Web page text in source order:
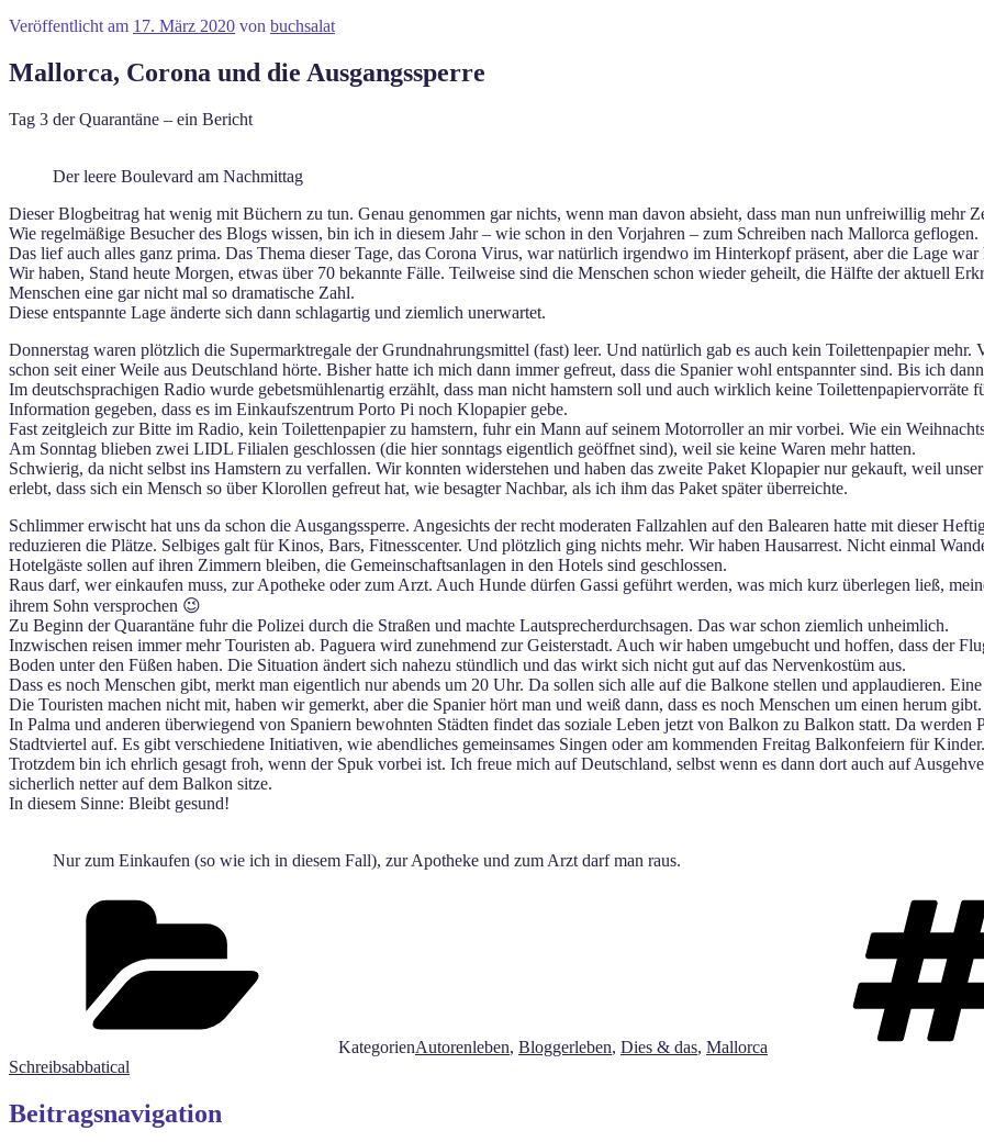
Veröffentlicht am 17. März 2020 von buchsalat
Mallorca, Corona und die Ausgangssperre
Tag 3 der Quarantäne – ein Bericht
Der leere Boulevard am Nachmittag
Dieser Blogbeitrag hat wenig mit Büchern zu tun. Genau genommen gar nichts, wenn man davon absieht, dass man nun unfreiwillig mehr
Wie regelmäßige Besucher des Blogs wissen, bin ich in diesem Jahr – wie schon in den Vorjahren – zum Schreiben nach Mallorca geflogen.
Das lief auch alles ganz prima. Das Thema dieser Tage, das Corona Virus, war natürlich irgendwo im Hinterkopf präsent, aber die Lage war
Wir haben, Stand heute Morgen, etwas über 70 bekannte Fälle. Teilweise sind die Menschen schon wieder geheilt, die Hälfte der aktuell
Menschen eine gar nicht mal so dramatische Zahl.
Diese entspannte Lage änderte sich dann schlagartig und ziemlich unerwartet.
Donnerstag waren plötzlich die Supermarktregale der Grundnahrungsmittel (fast) leer. Und natürlich gab es auch kein Toilettenpapier
schon seit einer Weile aus Deutschland hörte. Bisher hatte ich mich dann immer gefreut, dass die Spanier wohl entspannter sind. Bis ich
Im deutschsprachigen Radio wurde gebetsmühlenartig erzählt, dass man nicht hamstern soll und auch wirklich keine Toilettenpapiervorräte
Information gegeben, dass es im Einkaufszentrum Porto Pi noch Klopapier gebe.
Fast zeitgleich zur Bitte im Radio, kein Toilettenpapier zu hamstern, fuhr ein Mann auf seinem Motorroller an mir vorbei. Wie ein
Am Sonntag blieben zwei LIDL Filialen geschlossen (die hier sonntags eigentlich geöffnet sind), weil sie keine Waren mehr hatten.
Schwierig, da nicht selbst ins Hamstern zu verfallen. Wir konnten widerstehen und haben das zweite Paket Klopapier nur gekauft, weil
erlebt, dass sich ein Mensch so über Klorollen gefreut hat, wie besagter Nachbar, als ich ihm das Paket später überreichte.
Schlimmer erwischt hat uns da schon die Ausgangssperre. Angesichts der recht moderaten Fallzahlen auf den Balearen hatte mit dieser
reduzieren die Plätze. Selbiges galt für Kinos, Bars, Fitnesscenter. Und plötzlich ging nichts mehr. Wir haben Hausarrest. Nicht einmal
Hotelgäste sollen auf ihren Zimmern bleiben, die Gemeinschaftsanlagen in den Hotels sind geschlossen.
Raus darf, wer einkaufen muss, zur Apotheke oder zum Arzt. Auch Hunde dürfen Gassi geführt werden, was mich kurz überlegen ließ,
ihrem Sohn versprochen 😉
Zu Beginn der Quarantäne fuhr die Polizei durch die Straßen und machte Lautsprecherdurchsagen. Das war schon ziemlich unheimlich.
Inzwischen reisen immer mehr Touristen ab. Paguera wird zunehmend zur Geisterstadt. Auch wir haben umgebucht und hoffen, dass der
Boden unter den Füßen haben. Die Situation ändert sich nahezu stündlich und das wirkt sich nicht gut auf das Nervenkostüm aus.
Dass es noch Menschen gibt, merkt man eigentlich nur abends um 20 Uhr. Da sollen sich alle auf die Balkone stellen und applaudieren.
Die Touristen machen nicht mit, haben wir gemerkt, aber die Spanier hört man und weiß dann, dass es noch Menschen um einen herum gibt.
In Palma und anderen überwiegend von Spaniern bewohnten Städten findet das soziale Leben jetzt von Balkon zu Balkon statt. Da werden
Stadtviertel auf. Es gibt verschiedene Initiativen, wie abendliches gemeinsames Singen oder am kommenden Freitag Balkonfeiern für
Trotzdem bin ich ehrlich gesagt froh, wenn der Spuk vorbei ist. Ich freue mich auf Deutschland, selbst wenn es dann dort auch auf
sicherlich netter auf dem Balkon sitze.
In diesem Sinne: Bleibt gesund!
Nur zum Einkaufen (so wie ich in diesem Fall), zur Apotheke und zum Arzt darf man raus.
KategorienAutorenleben, Bloggerleben, Dies & das, Mallorca
Schreibsabbatical
Beitragsnavigation